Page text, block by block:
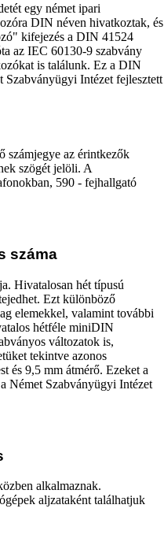
egy német ipari
DIN néven hivatkoztak, és
kifejezés a DIN 41524
az IEC 60130-9 szabvány
is találunk. Ez a DIN
Szabványügyi Intézet fejlesztett
számjegye az érintkezők
szögét jelöli. A
590 - fejhallgató
száma
Hivatalosan hét típusú
Ezt különböző
elemekkel, valamint további
hétféle miniDIN
változatok is,
tekintve azonos
és 9,5 mm átmérő. Ezeket a
Német Szabványügyi Intézet
alkalmaznak.
aljzataként találhatjuk